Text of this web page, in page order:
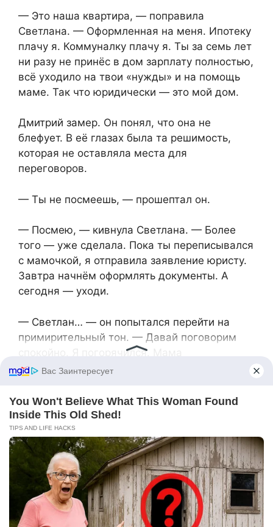
— Это наша квартира, — поправила
Светлана. — Оформленная на меня. Ипотеку
плачу я. Коммуналку плачу я. Ты за семь лет
ни разу не принёс в дом зарплату полностью,
всё уходило на твои «нужды» и на помощь
маме. Так что юридически — это мой дом.
Дмитрий замер. Он понял, что она не
блефует. В её глазах была та решимость,
которая не оставляла места для
переговоров.
— Ты не посмеешь, — прошептал он.
— Посмею, — кивнула Светлана. — Более
того — уже сделала. Пока ты переписывался
с мамочкой, я отправила заявление юристу.
Завтра начнём оформлять документы. А
сегодня — уходи.
— Светлан… — он попытался перейти на
примирительный тон. — Давай поговорим
спокойно. Я погорячился. Мама
погорячилась. Мы же семья…
— Были семьёй, — перебила она. — Семья —
это когда люди друг друга защищают. А ты
сегодня выбрал маму против собственной
дочери. Ты выбрал её бредовые теории
против здоровья ребёнка. Это не семья,
Дима. Это секта, в которой твоя мать —
главный гуру.
Она встала из-за стола и вышла в коридор.